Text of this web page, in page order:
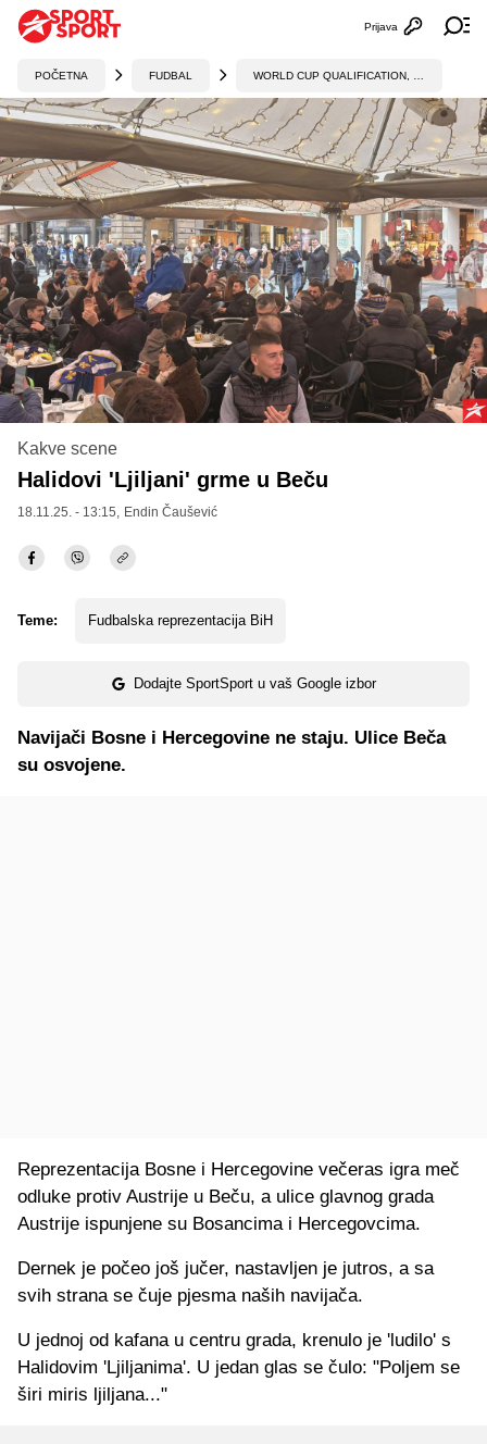
Otvori
Prijava
POČETNA FUDBAL
Kakve scene
Halidovi 'Ljiljani' grme u Beču
18.11.25. - 13:15, Endin Čaušević
Teme: Fudbalska reprezentacija BiH
Dodajte SportSport u vaš Google izbor
Navijači Bosne i Hercegovine ne staju. Ulice Beča
su osvojene.
Reprezentacija Bosne i Hercegovine večeras igra meč
odluke protiv Austrije u Beču, a ulice glavnog grada
Austrije ispunjene su Bosancima i Hercegovcima.
Dernek je počeo još jučer, nastavljen je jutros, a sa
svih strana se čuje pjesma naših navijača.
U jednoj od kafana u centru grada, krenulo je 'ludilo' s
Halidovim 'Ljiljanima'. U jedan glas se čulo: "Poljem se
širi miris ljiljana..."